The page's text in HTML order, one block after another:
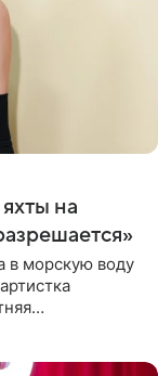
на
в морскую воду